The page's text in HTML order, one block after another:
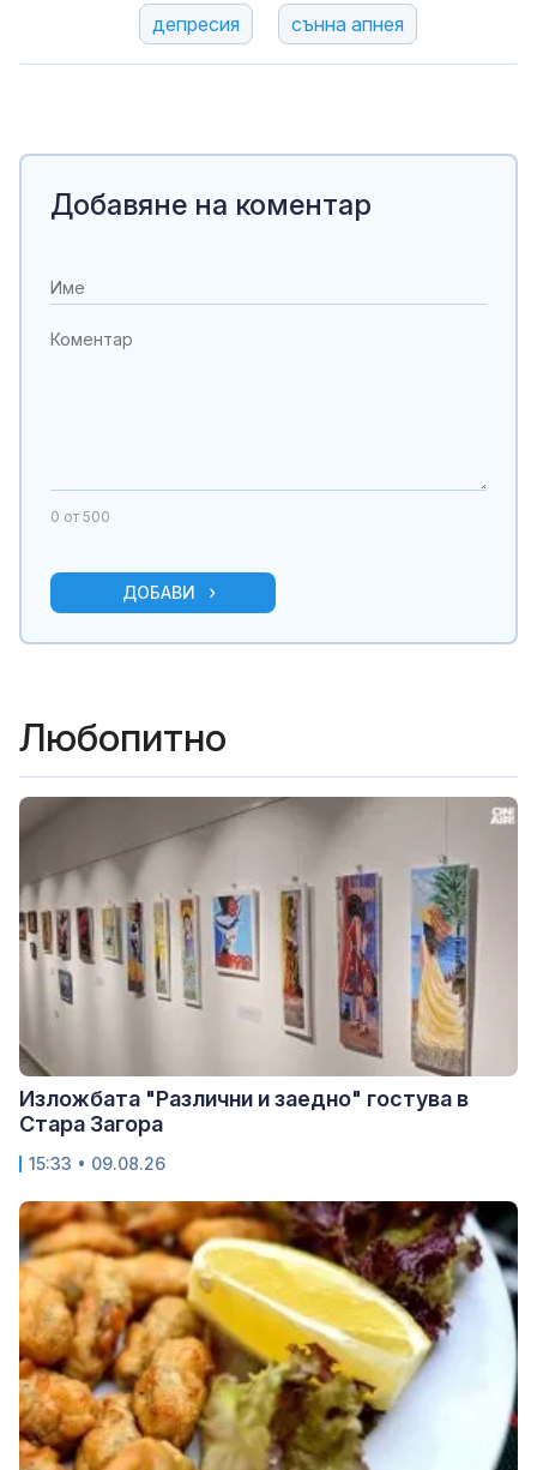
депресия сънна апнея
Добавяне на коментар
0 от 500
ДОБАВИ
Любопитно
Изложбата "Различни и заедно" гостува в
Стара Загора
15:33 • 09.08.26